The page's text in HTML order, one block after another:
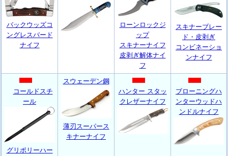
バックウッズコ
ングレスバード
ナイフ
ローンロックジ
ップ
スキナーナイフ
皮剥ぎ解体ナイ
フ
スキナーブレー
ド・皮剥ぎ
コンビネーショ
ンナイフ
コールドスチ
ール
グリポリーハー
スウェーデン鋼
薄刃スーパース
キナーナイフ
ハンター スタッ
クレザーナイフ
ブローニングハ
ンターウッドハ
ンドルナイフ